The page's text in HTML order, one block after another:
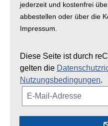
jederzeit und kostenfrei
abbestellen oder über die
Impressum.
Diese Seite ist durch
gelten die
Nutzungsbedingungen.